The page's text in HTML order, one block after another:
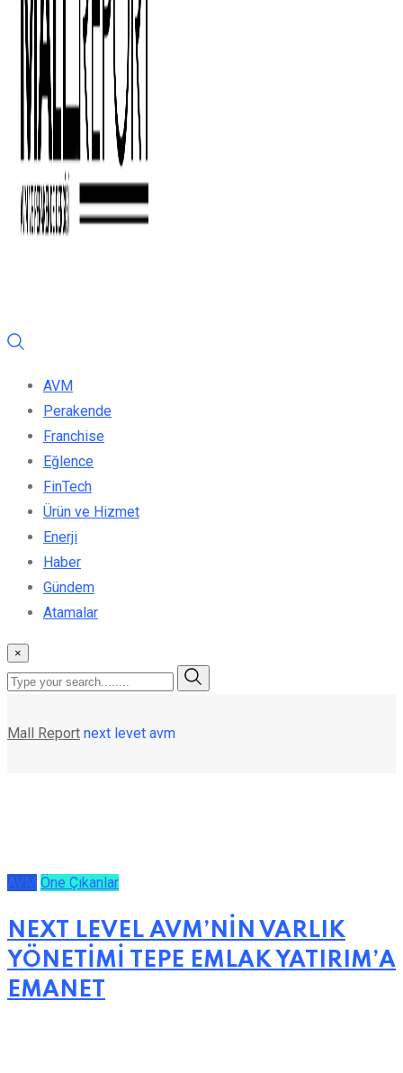
AVM
Perakende
Franchise
Eğlence
FinTech
Ürün ve Hizmet
Enerji
Haber
Gündem
Atamalar
×
Mall Report next levet avm
AVM Öne Çıkanlar
NEXT LEVEL AVM’NİN VARLIK
YÖNETİMİ TEPE EMLAK YATIRIM’A
EMANET